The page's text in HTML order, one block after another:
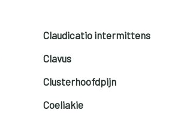
Claudicatio intermittens
Clavus
Clusterhoofdpijn
Coeliakie